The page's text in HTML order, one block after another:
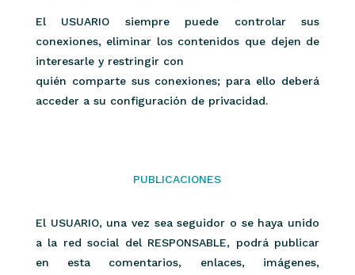
El USUARIO siempre puede controlar sus
conexiones, eliminar los contenidos que dejen de
interesarle y restringir con
quién comparte sus conexiones; para ello deberá
acceder a su configuración de privacidad.
PUBLICACIONES
El USUARIO, una vez sea seguidor o se haya unido
a la red social del RESPONSABLE, podrá publicar
en esta comentarios, enlaces, imágenes,